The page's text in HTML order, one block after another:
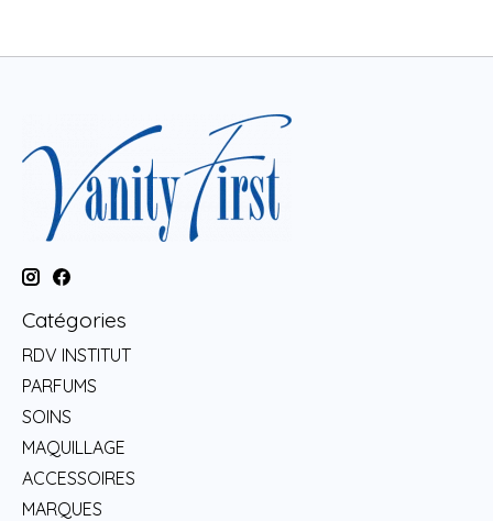
Catégories
RDV INSTITUT
PARFUMS
SOINS
MAQUILLAGE
ACCESSOIRES
MARQUES